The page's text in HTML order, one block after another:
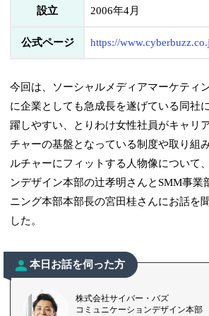
設立 2006年4月
公式ページ https://
今回は、ソーシャルメディアマーケティ
に企業としても急成長を遂げている同社
躍しやすい、とりわけ女性社員がキャリ
チャーの基盤となっている制度や取り組
ルチャーにフィットする人物像について
ンデザイン本部の辻孝明さんとSMM事業
ニング本部本部長の宮田桂さんにお話を
した。
本日お話を伺った方
株式会社サイバー・バズ
コミュニケーションデザイン本部